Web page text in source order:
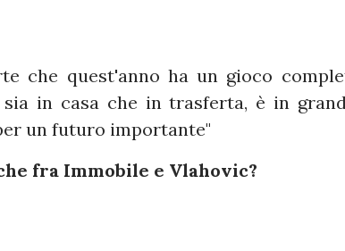
che quest'anno ha un gioco
sia in casa che in trasferta, è in
un futuro importante"
fra Immobile e Vlahovic?